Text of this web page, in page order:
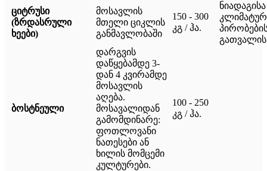
ციტრუსი
(ზრდასრული
ხეები)
მოსავლის
მთელი ციკლის
განმავლობაში
150 - 300
კგ / ჰა.
ბოსტნეული
დარგვის
დაწყებამდე 3-
დან 4 კვირამდე
მოსავლის
აღება.
მოსავალიდან
გამომდინარე:
ფოთლოვანი
ნათესები ან
ხილის მომცემი
კულტურები.
100 - 250
კგ / ჰა.